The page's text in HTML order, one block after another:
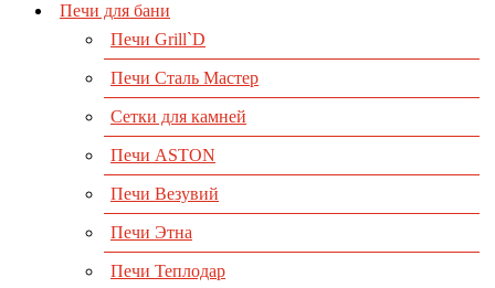
Печи для бани
Печи Grill`D
Печи Сталь Мастер
Сетки для камней
Печи ASTON
Печи Везувий
Печи Этна
Печи Теплодар